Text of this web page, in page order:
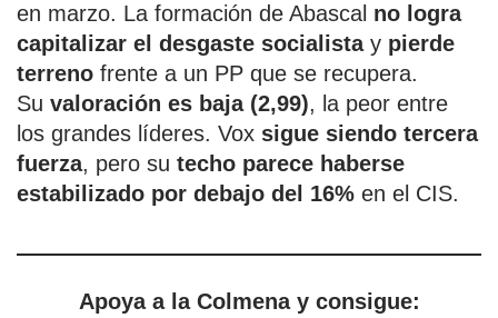
en marzo. La formación de Abascal no logra
capitalizar el desgaste socialistay pierde
terreno frente a un PP que se recupera.
Su valoración es baja (2,99), la peor entre
los grandes líderes. Vox sigue siendo tercera
fuerza, pero su techo parece haberse
estabilizado por debajo del 16% en el CIS.
Apoya a la Colmena y consigue: